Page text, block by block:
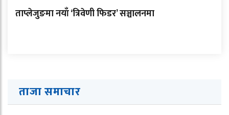
ताप्लेजुङमा नयाँ ‘त्रिवेणी फिडर’ सञ्चालनमा
ताजा समाचार